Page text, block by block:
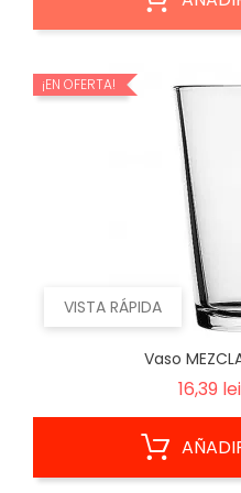
VISTA RÁPIDA
¡EN OFERTA!
Vaso
16,39 lei